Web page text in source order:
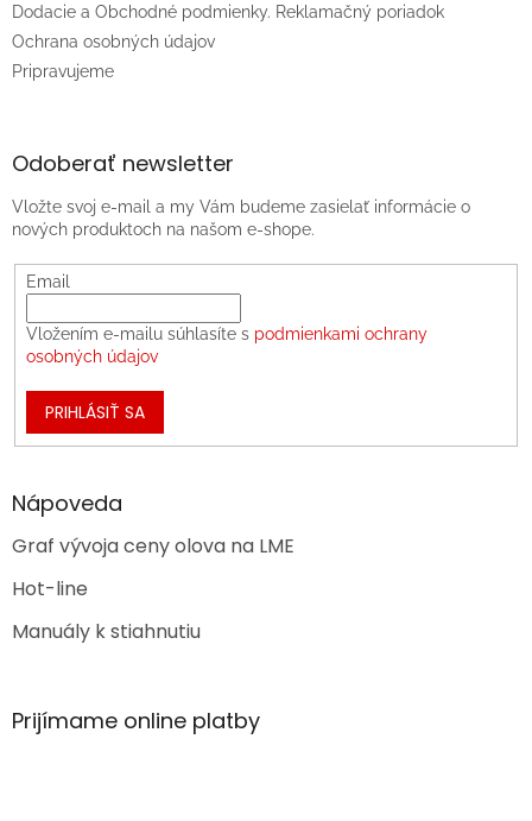
Dodacie a Obchodné podmienky. Reklamačný poriadok
Ochrana osobných údajov
Pripravujeme
Odoberať newsletter
Vložte svoj e-mail a my Vám budeme zasielať informácie o
nových produktoch na našom e-shope.
Email
Vložením e-mailu súhlasíte s podmienkami ochrany
osobných údajov
PRIHLÁSIŤ SA
Nápoveda
Graf vývoja ceny olova na LME
Hot-line
Manuály k stiahnutiu
Prijímame online platby